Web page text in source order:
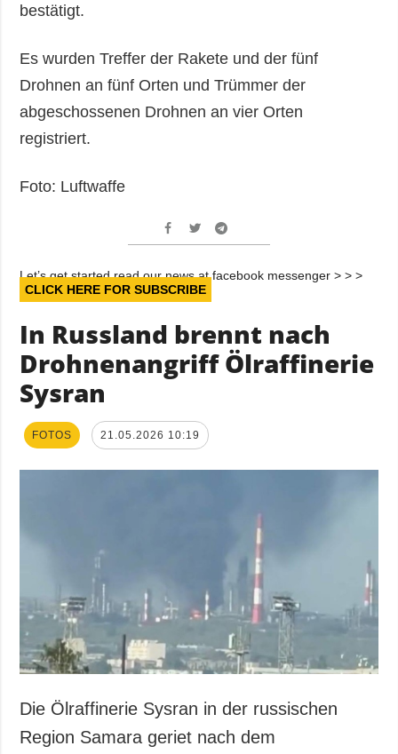
bestätigt.
Es wurden Treffer der Rakete und der fünf
Drohnen an fünf Orten und Trümmer der
abgeschossenen Drohnen an vier Orten
registriert.
Foto: Luftwaffe
Let’s get started read our news at facebook messenger > > >
CLICK HERE FOR SUBSCRIBE
In Russland brennt nach
Drohnenangriff Ölraffinerie
Sysran
FOTOS 21.05.2026 10:19
Die Ölraffinerie Sysran in der russischen
Region Samara geriet nach dem